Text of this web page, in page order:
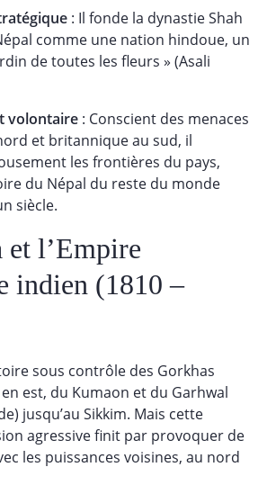
: Il fonde la dynastie Shah
comme une nation hindoue, un
de toutes les fleurs » (Asali
volontaire : Conscient des menaces
et britannique au sud, il
les frontières du pays,
du Népal du reste du monde
siècle.
et l’Empire
indien (1810 –
sous contrôle des Gorkhas
en est, du Kumaon et du Garhwal
jusqu’au Sikkim. Mais cette
agressive finit par provoquer de
les puissances voisines, au nord